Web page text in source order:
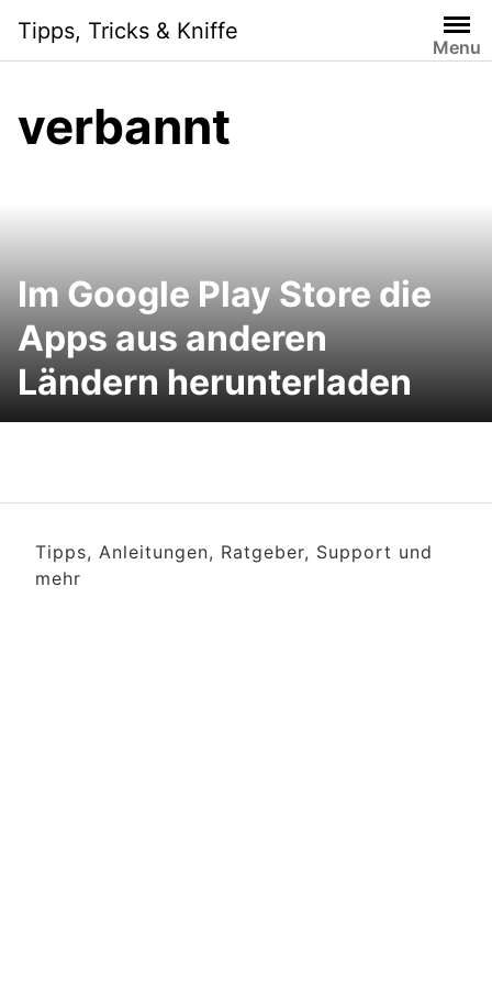
content
Tipps, Tricks & Kniffe
Menu
verbannt
Im Google Play Store die
Apps aus anderen
Ländern herunterladen
Tipps, Anleitungen, Ratgeber, Support und
mehr